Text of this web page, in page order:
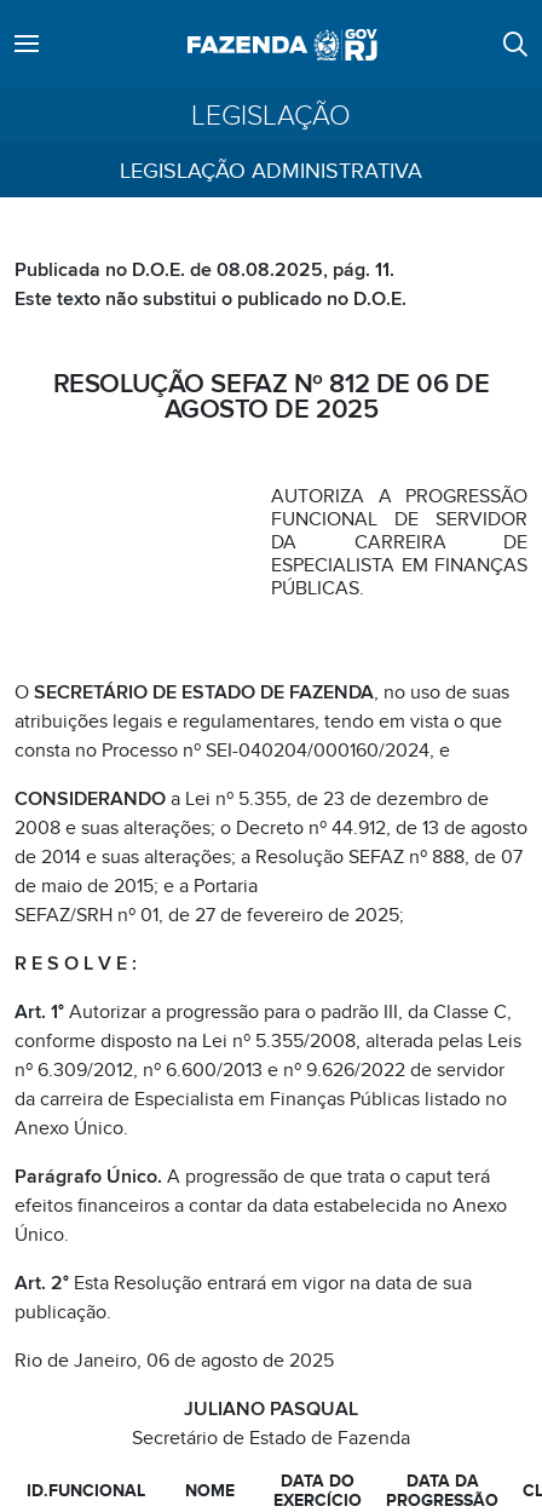
LEGISLAÇÃO
LEGISLAÇÃO ADMINISTRATIVA
Publicada no D.O.E. de 08.08.2025, pág. 11.
Este texto não substitui o publicado no D.O.E.
RESOLUÇÃO SEFAZ Nº 812 DE 06 DE
AGOSTO DE 2025
AUTORIZA A PROGRESSÃO
FUNCIONAL DE SERVIDOR
DA CARREIRA DE
ESPECIALISTA EM FINANÇAS
PÚBLICAS.
O SECRETÁRIO DE ESTADO DE FAZENDA, no uso de suas
atribuições legais e regulamentares, tendo em vista o que
consta no Processo nº SEI-040204/000160/2024, e
CONSIDERANDO a Lei nº 5.355, de 23 de dezembro de
2008 e suas alterações; o Decreto nº 44.912, de 13 de agosto
de 2014 e suas alterações; a Resolução SEFAZ nº 888, de 07
de maio de 2015; e a Portaria
SEFAZ/SRH nº 01, de 27 de fevereiro de 2025;
R E S O L V E :
Art. 1° Autorizar a progressão para o padrão III, da Classe C,
conforme disposto na Lei nº 5.355/2008, alterada pelas Leis
nº 6.309/2012, nº 6.600/2013 e nº 9.626/2022 de servidor
da carreira de Especialista em Finanças Públicas listado no
Anexo Único.
Parágrafo Único. A progressão de que trata o caput terá
efeitos financeiros a contar da data estabelecida no Anexo
Único.
Art. 2° Esta Resolução entrará em vigor na data de sua
publicação.
Rio de Janeiro, 06 de agosto de 2025
JULIANO PASQUAL
Secretário de Estado de Fazenda
ID.FUNCIONAL NOME
DATA DO
EXERCÍCIO
DATA DA
PROGRESSÃO